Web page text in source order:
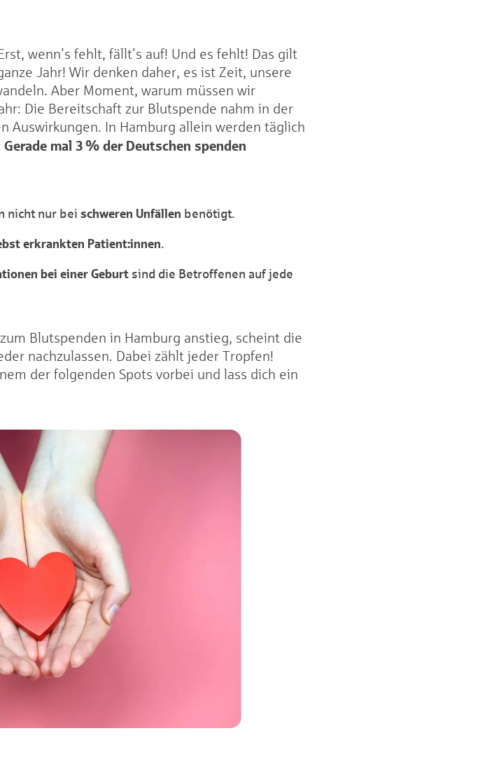
wenn’s fehlt, fällt’s auf! Und es fehlt! Das gilt
Jahr! Wir denken daher, es ist Zeit, unsere
Aber Moment, warum müssen wir
Die Bereitschaft zur Blutspende nahm in der
Auswirkungen. In Hamburg allein werden täglich
mal 3 % der Deutschen spenden
nicht nur bei schweren Unfällen benötigt.
erkrankten Patient:innen.
bei einer Geburt sind die Betroffenen auf jede
Blutspenden in Hamburg anstieg, scheint die
nachzulassen. Dabei zählt jeder Tropfen!
der folgenden Spots vorbei und lass dich ein